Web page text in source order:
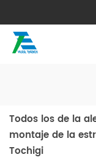
Todos los de la
montaje de la
Tochigi